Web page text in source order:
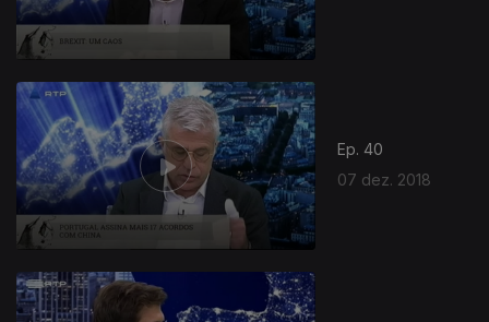
Ep. 40
07 dez. 2018